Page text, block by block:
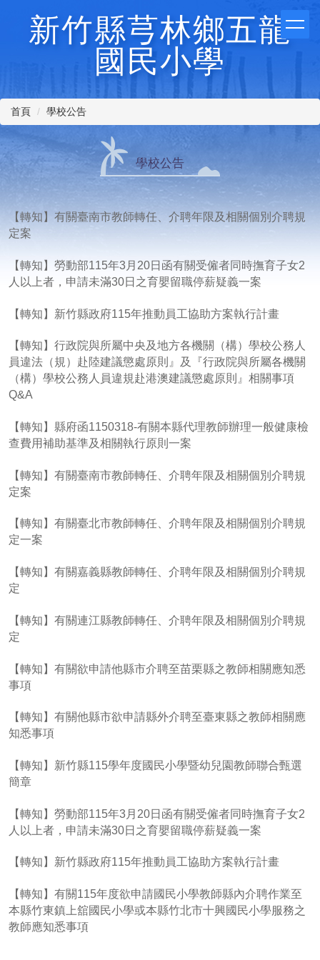
區
新竹縣芎林鄉五龍
國民小學
首頁 學校公告
學校公告
【轉知】有關臺南市教師轉任、介聘年限及相關個別介聘規
定案
【轉知】勞動部115年3月20日函有關受僱者同時撫育子女2
人以上者，申請未滿30日之育嬰留職停薪疑義一案
【轉知】新竹縣政府115年推動員工協助方案執行計畫
【轉知】行政院與所屬中央及地方各機關（構）學校公務人
員違法（規）赴陸建議懲處原則』及『行政院與所屬各機關
（構）學校公務人員違規赴港澳建議懲處原則』相關事項
Q&A
【轉知】縣府函1150318-有關本縣代理教師辦理一般健康檢
查費用補助基準及相關執行原則一案
【轉知】有關臺南市教師轉任、介聘年限及相關個別介聘規
定案
【轉知】有關臺北市教師轉任、介聘年限及相關個別介聘規
定一案
【轉知】有關嘉義縣教師轉任、介聘年限及相關個別介聘規
定
【轉知】有關連江縣教師轉任、介聘年限及相關個別介聘規
定
【轉知】有關欲申請他縣市介聘至苗栗縣之教師相關應知悉
事項
【轉知】有關他縣市欲申請縣外介聘至臺東縣之教師相關應
知悉事項
【轉知】新竹縣115學年度國民小學暨幼兒園教師聯合甄選
簡章
【轉知】勞動部115年3月20日函有關受僱者同時撫育子女2
人以上者，申請未滿30日之育嬰留職停薪疑義一案
【轉知】新竹縣政府115年推動員工協助方案執行計畫
【轉知】有關115年度欲申請國民小學教師縣內介聘作業至
本縣竹東鎮上舘國民小學或本縣竹北市十興國民小學服務之
教師應知悉事項